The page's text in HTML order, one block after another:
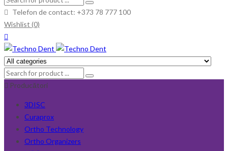
Telefon de contact: +373 78 777 100
Wishlist (0)
Producători
3DISC
Curaprox
Ortho Technology
Ortho Organizers